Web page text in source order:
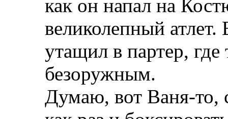
как он напал на
великолепный атлет.
утащил в партер, где
безоружным.
Думаю, вот Ваня-то,